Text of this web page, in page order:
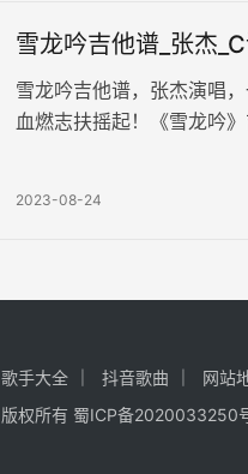
雪龙吟吉他谱_张杰
雪龙吟吉他谱，张杰演唱
血燃志扶摇起！《雪龙吟
2023-08-24
歌手大全 抖音歌曲
网站
版权所有 蜀ICP备2020033250